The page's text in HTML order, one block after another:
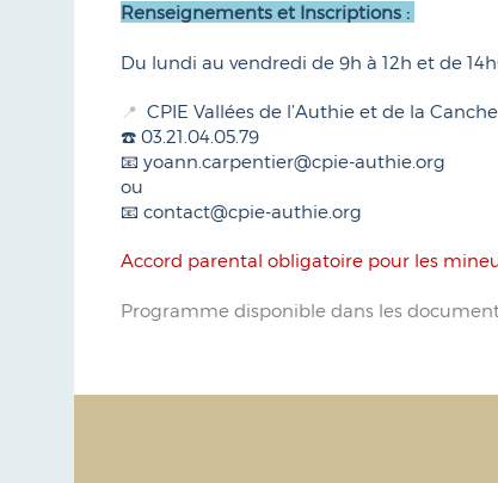
Renseignements et Inscriptions :
Du lundi au vendredi de 9h à 12h et de
📍CPIE Vallées de l’Authie et de la
☎️ 03.21.04.05.79
📧 yoann.carpentier@cpie-authie.org
ou
📧 contact@cpie-authie.org
Accord parental obligatoire pour les
Programme disponible dans les